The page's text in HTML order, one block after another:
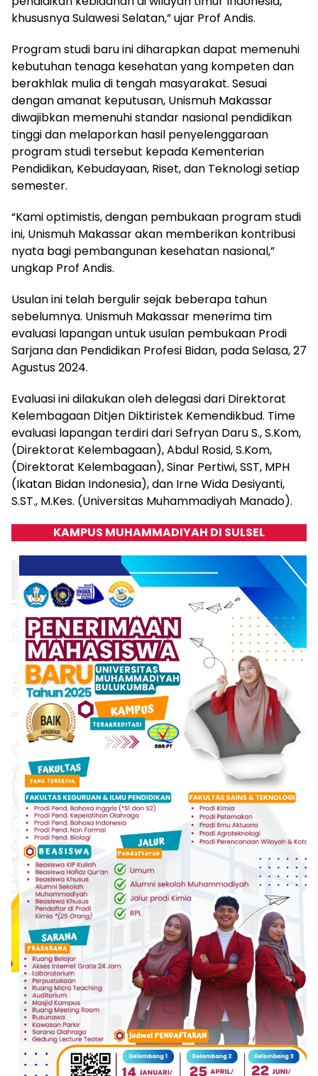
khususnya Sulawesi Selatan,” ujar Prof Andis.
Program studi baru ini diharapkan dapat memenuhi
kebutuhan tenaga kesehatan yang kompeten dan
berakhlak mulia di tengah masyarakat. Sesuai
dengan amanat keputusan, Unismuh Makassar
diwajibkan memenuhi standar nasional pendidikan
tinggi dan melaporkan hasil penyelenggaraan
program studi tersebut kepada Kementerian
Pendidikan, Kebudayaan, Riset, dan Teknologi setiap
semester.
“Kami optimistis, dengan pembukaan program studi
ini, Unismuh Makassar akan memberikan kontribusi
nyata bagi pembangunan kesehatan nasional,”
ungkap Prof Andis.
Usulan ini telah bergulir sejak beberapa tahun
sebelumnya. Unismuh Makassar menerima tim
evaluasi lapangan untuk usulan pembukaan Prodi
Sarjana dan Pendidikan Profesi Bidan, pada Selasa, 27
Agustus 2024.
Evaluasi ini dilakukan oleh delegasi dari Direktorat
Kelembagaan Ditjen Diktiristek Kemendikbud. Time
evaluasi lapangan terdiri dari Sefryan Daru S., S.Kom,
(Direktorat Kelembagaan), Abdul Rosid, S.Kom,
(Direktorat Kelembagaan), Sinar Pertiwi, SST, MPH
(Ikatan Bidan Indonesia), dan Irne Wida Desiyanti,
S.ST., M.Kes. (Universitas Muhammadiyah Manado).
KAMPUS MUHAMMADIYAH DI SULSEL